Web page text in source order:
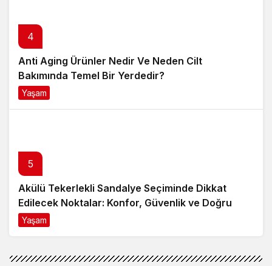
4
Anti Aging Ürünler Nedir Ve Neden Cilt
Bakımında Temel Bir Yerdedir?
Yaşam
5
Akülü Tekerlekli Sandalye Seçiminde Dikkat
Edilecek Noktalar: Konfor, Güvenlik ve Doğru
Model Tercihi
Yaşam